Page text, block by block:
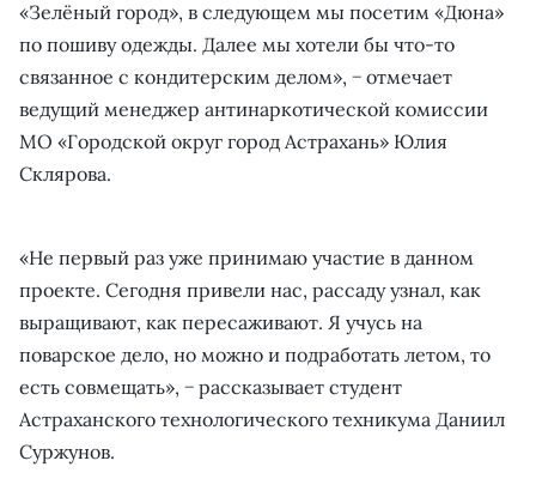
«Зелёный город», в следующем мы посетим «Дюна»
по пошиву одежды. Далее мы хотели бы что-то
связанное с кондитерским делом», − отмечает
ведущий менеджер антинаркотической комиссии
МО «Городской округ город Астрахань» Юлия
Склярова.
«Не первый раз уже принимаю участие в данном
проекте. Сегодня привели нас, рассаду узнал, как
выращивают, как пересаживают. Я учусь на
поварское дело, но можно и подработать летом, то
есть совмещать», − рассказывает студент
Астраханского технологического техникума Даниил
Суржунов.